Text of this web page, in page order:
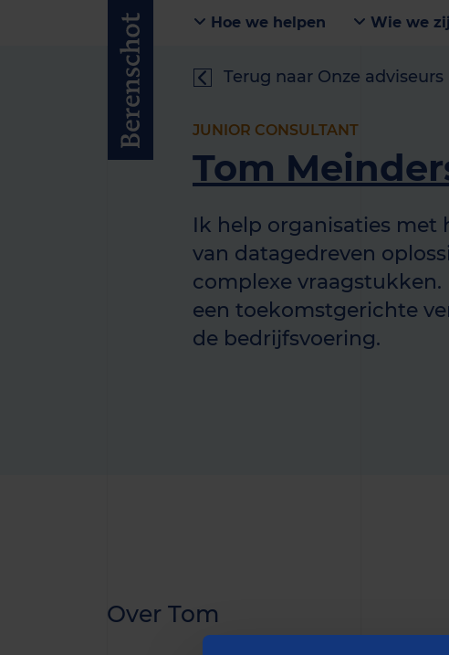
Hoe we helpen Wie we
Terug naar Onze adviseurs
JUNIOR CONSULTANT
Tom
Ik help organisaties met
van datagedreven
complexe vraagstukken.
een toekomstgerichte
de bedrijfsvoering.
Over Tom